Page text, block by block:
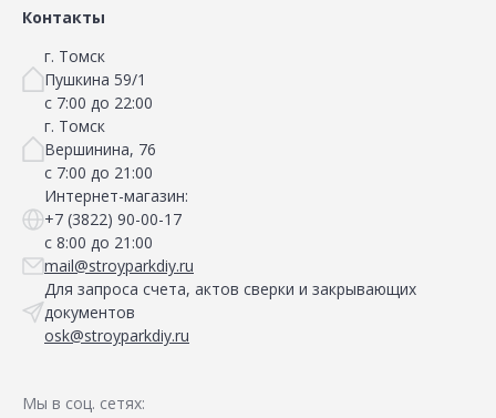
Контакты
г. Томск
Пушкина 59/1
с 7:00 до 22:00
г. Томск
Вершинина, 76
с 7:00 до 21:00
Интернет-магазин:
+7 (3822) 90-00-17
с 8:00 до 21:00
mail@stroyparkdiy.ru
Для запроса счета, актов сверки и закрывающих
документов
osk@stroyparkdiy.ru
Мы в соц. сетях: